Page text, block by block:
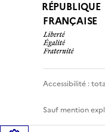
RÉPUBLIQUE
FRANÇAISE
Accessibilité :
Sauf mention